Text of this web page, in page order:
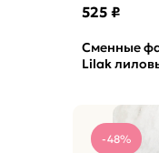
525 ₽
Сменные
Lilak
-48%